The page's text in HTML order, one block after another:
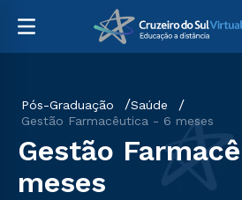
Pós-Graduação
Saúde
Gestão Farmacêutica - 6 meses
Gestão
meses